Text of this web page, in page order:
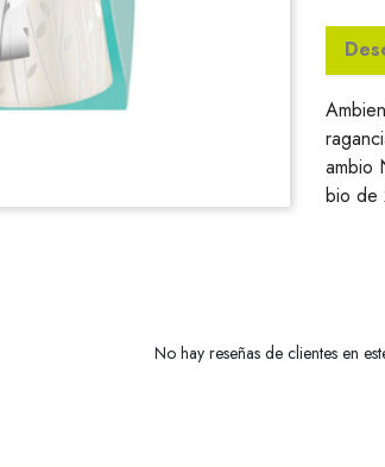
ambio
bio de
No hay reseñas de clientes en